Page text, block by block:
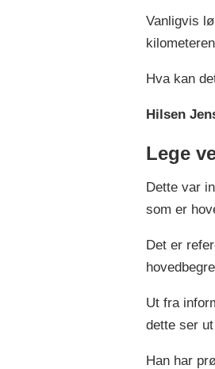
Vanligvis
Hva kan
Hilsen
Lege
Dette var
som er
Det er
Ut fra
dette ser
Han har